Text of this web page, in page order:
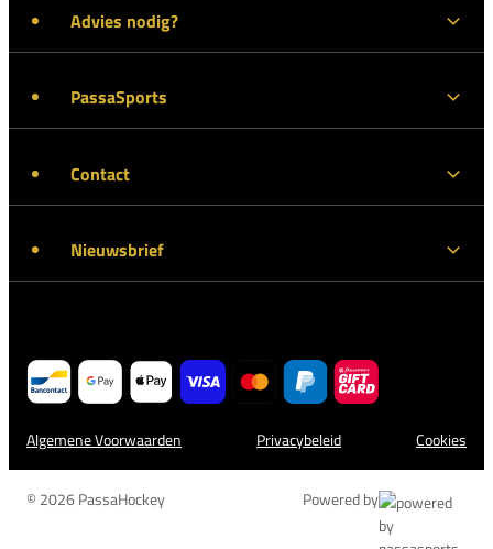
Advies nodig?
PassaSports
Contact
Nieuwsbrief
Algemene Voorwaarden Privacybeleid Cookies
© 2026 PassaHockey Powered by